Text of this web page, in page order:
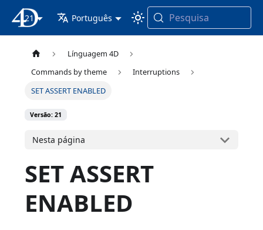
Documentação 4D
21 Português Pesquisa
Línguagem 4D
Commands by theme
Interruptions
SET ASSERT ENABLED
Versão: 21
Nesta página
SET ASSERT
ENABLED